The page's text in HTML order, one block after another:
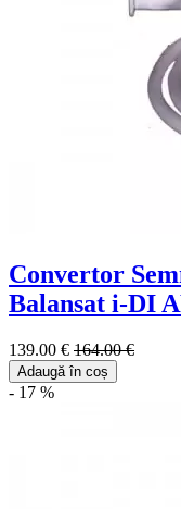
Convertor
Balansat i-DI
139.00 € 164.00 €
Adaugă în coș
- 17 %